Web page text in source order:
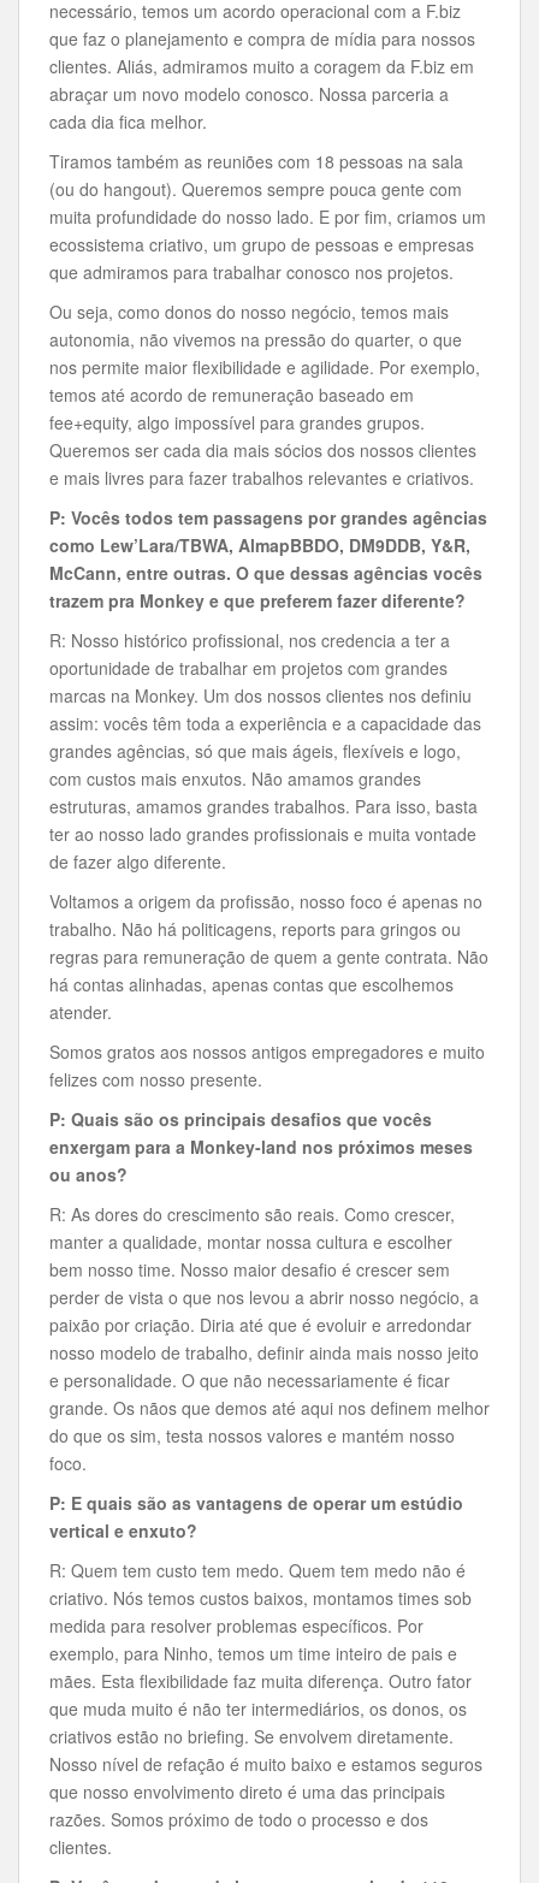
necessário, temos um acordo operacional com a F.biz
que faz o planejamento e compra de mídia para nossos
clientes. Aliás, admiramos muito a coragem da F.biz em
abraçar um novo modelo conosco. Nossa parceria a
cada dia fica melhor.
Tiramos também as reuniões com 18 pessoas na sala
(ou do hangout). Queremos sempre pouca gente com
muita profundidade do nosso lado. E por fim, criamos um
ecossistema criativo, um grupo de pessoas e empresas
que admiramos para trabalhar conosco nos projetos.
Ou seja, como donos do nosso negócio, temos mais
autonomia, não vivemos na pressão do quarter, o que
nos permite maior flexibilidade e agilidade. Por exemplo,
temos até acordo de remuneração baseado em
fee+equity, algo impossível para grandes grupos.
Queremos ser cada dia mais sócios dos nossos clientes
e mais livres para fazer trabalhos relevantes e criativos.
P: Vocês todos tem passagens por grandes agências
como Lew’Lara/TBWA, AlmapBBDO, DM9DDB, Y&R,
McCann, entre outras. O que dessas agências vocês
trazem pra Monkey e que preferem fazer diferente?
R: Nosso histórico profissional, nos credencia a ter a
oportunidade de trabalhar em projetos com grandes
marcas na Monkey. Um dos nossos clientes nos definiu
assim: vocês têm toda a experiência e a capacidade das
grandes agências, só que mais ágeis, flexíveis e logo,
com custos mais enxutos. Não amamos grandes
estruturas, amamos grandes trabalhos. Para isso, basta
ter ao nosso lado grandes profissionais e muita vontade
de fazer algo diferente.
Voltamos a origem da profissão, nosso foco é apenas no
trabalho. Não há politicagens, reports para gringos ou
regras para remuneração de quem a gente contrata. Não
há contas alinhadas, apenas contas que escolhemos
atender.
Somos gratos aos nossos antigos empregadores e muito
felizes com nosso presente.
P: Quais são os principais desafios que vocês
enxergam para a Monkey-land nos próximos meses
ou anos?
R: As dores do crescimento são reais. Como crescer,
manter a qualidade, montar nossa cultura e escolher
bem nosso time. Nosso maior desafio é crescer sem
perder de vista o que nos levou a abrir nosso negócio, a
paixão por criação. Diria até que é evoluir e arredondar
nosso modelo de trabalho, definir ainda mais nosso jeito
e personalidade. O que não necessariamente é ficar
grande. Os nãos que demos até aqui nos definem melhor
do que os sim, testa nossos valores e mantém nosso
foco.
P: E quais são as vantagens de operar um estúdio
vertical e enxuto?
R: Quem tem custo tem medo. Quem tem medo não é
criativo. Nós temos custos baixos, montamos times sob
medida para resolver problemas específicos. Por
exemplo, para Ninho, temos um time inteiro de pais e
mães. Esta flexibilidade faz muita diferença. Outro fator
que muda muito é não ter intermediários, os donos, os
criativos estão no briefing. Se envolvem diretamente.
Nosso nível de refação é muito baixo e estamos seguros
que nosso envolvimento direto é uma das principais
razões. Somos próximo de todo o processo e dos
clientes.